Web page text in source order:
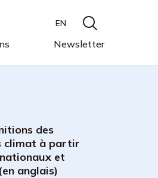
Newsletter
EN
des
climat à partir
et
anglais)